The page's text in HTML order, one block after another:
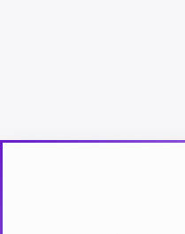
güncel girişbetexpergir.net